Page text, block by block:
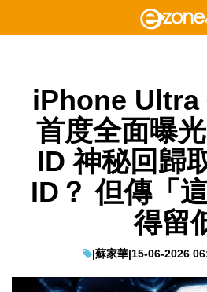
iPhone Ultra
首度全面曝
ID 神秘回歸
ID？ 但傳「
得留
|蘇家華|15-06-2026